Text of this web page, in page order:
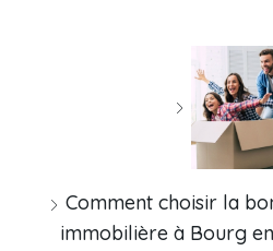
Comment choisir la
immobilière à Bourg